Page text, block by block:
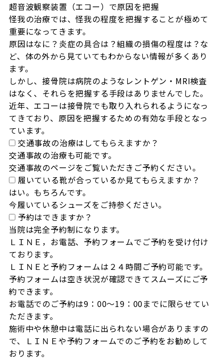
超音波観察装置（エコー）で原因を把握
怪我の治療では、怪我の程度を把握することが極めて
重要になってきます。
原因はなに？炎症の具合は？組織の損傷の程度は？な
ど、体の外から見ていてもわからない情報が多くあり
ます。
しかし、接骨院は病院のようなレントゲン・MRI検査
はなく、それらを把握する手段はありませんでした。
近年、エコーは接骨院でも取り入れられるようになっ
てきており、原因を把握するための有効な手段となっ
ています。
交通事故の治療はしてもらえますか？
交通事故の治療も可能です。
交通事故のページをご覧いただきご予約ください。
履いている靴が合っているか見てもらえますか？
はい。もちろんです。
今履いているシューズをご持参ください。
予約はできますか？
当院は完全予約制になります。
ＬＩＮＥ，お電話、予約フォームでご予約を受け付け
ております。
ＬＩＮＥと予約フォームは２４時間ご予約可能です。
予約フォームは空き状況が確認できてスムーズにご予
約できます。
お電話でのご予約は9：00～19：00までに限らせてい
ただきます。
施術中や休憩中は電話に出られない場合がありますの
で、ＬＩＮＥや予約フォームでのご予約をお勧めして
おります。